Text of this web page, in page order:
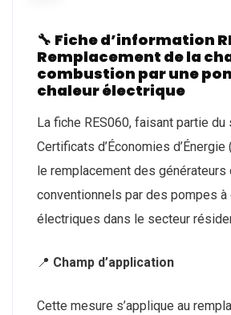
🔧 Fiche d’information
Remplacement de la
combustion par une
chaleur électrique
La fiche RES060, faisant partie
Certificats d’Économies d’Énergie
le remplacement des générateurs
conventionnels par des pompes à
électriques dans le secteur
📍 Champ d’application
Cette mesure s’applique au